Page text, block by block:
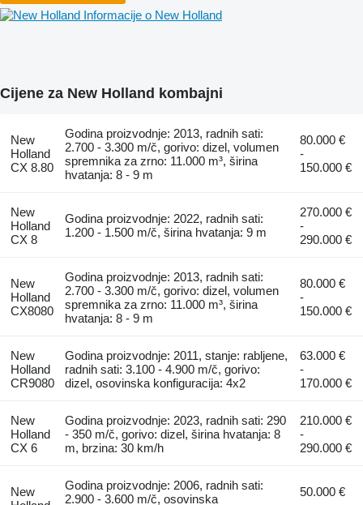
Informacije o New Holland
Cijene za New Holland kombajni
New
Holland
CX 8.80
Godina proizvodnje: 2013, radnih sati:
2.700 - 3.300 m/č, gorivo: dizel, volumen
spremnika za zrno: 11.000 m³, širina
hvatanja: 8 - 9 m
80.000 €
-
150.000 €
New
Holland
CX 8
Godina proizvodnje: 2022, radnih sati:
1.200 - 1.500 m/č, širina hvatanja: 9 m
270.000 €
-
290.000 €
New
Holland
CX8080
Godina proizvodnje: 2013, radnih sati:
2.700 - 3.300 m/č, gorivo: dizel, volumen
spremnika za zrno: 11.000 m³, širina
hvatanja: 8 - 9 m
80.000 €
-
150.000 €
New
Holland
CR9080
Godina proizvodnje: 2011, stanje: rabljene,
radnih sati: 3.100 - 4.900 m/č, gorivo:
dizel, osovinska konfiguracija: 4x2
63.000 €
-
170.000 €
New
Holland
CX 6
Godina proizvodnje: 2023, radnih sati: 290
- 350 m/č, gorivo: dizel, širina hvatanja: 8
m, brzina: 30 km/h
210.000 €
-
290.000 €
New
Godina proizvodnje: 2006, radnih sati:
2.900 - 3.600 m/č, osovinska
50.000 €